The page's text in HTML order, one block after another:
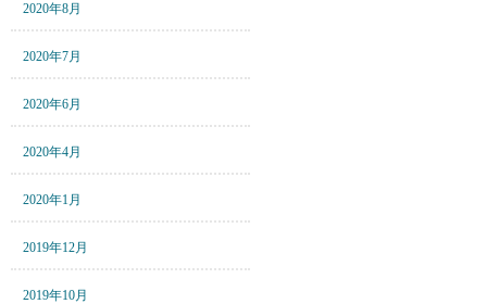
2020年8月
2020年7月
2020年6月
2020年4月
2020年1月
2019年12月
2019年10月